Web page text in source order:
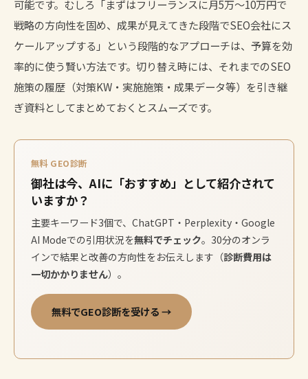
可能です。むしろ「まずはフリーランスに月5万〜10万円で
戦略の方向性を固め、成果が見えてきた段階でSEO会社にス
ケールアップする」という段階的なアプローチは、予算を効
率的に使う賢い方法です。切り替え時には、それまでのSEO
施策の履歴（対策KW・実施施策・成果データ等）を引き継
ぎ資料としてまとめておくとスムーズです。
無料 GEO診断
御社は今、AIに「おすすめ」として紹介されて
いますか？
主要キーワード3個で、ChatGPT・Perplexity・Google
AI Modeでの引用状況を無料でチェック。30分のオンラ
インで結果と改善の方向性をお伝えします（診断費用は
一切かかりません）。
無料でGEO診断を受ける →